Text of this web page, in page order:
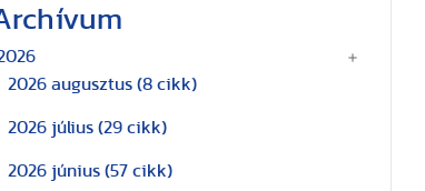
2026 augusztus (8 cikk)
2026 július (29 cikk)
2026 június (57 cikk)